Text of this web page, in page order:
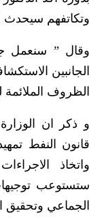
وتكاتفهم سيحدث
وقال ” سنعمل
الجانبين
الظروف الملائمة
و ذكر ان
قانون النفط
واتخاذ
ستستوعب
الجماعي وتحقيق